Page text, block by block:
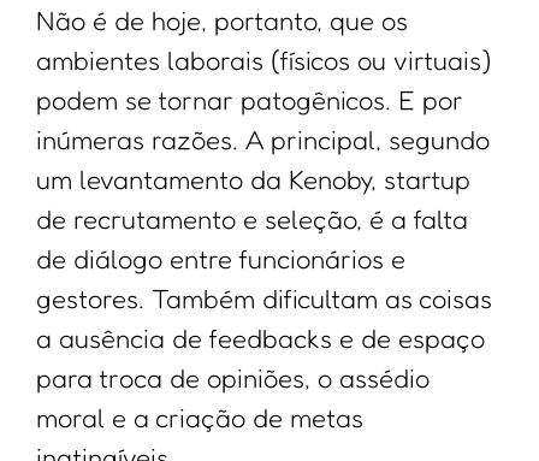
Não é de hoje, portanto, que os
ambientes laborais (físicos ou virtuais)
podem se tornar patogênicos. E por
inúmeras razões. A principal, segundo
um levantamento da Kenoby, startup
de recrutamento e seleção, é a falta
de diálogo entre funcionários e
gestores. Também dificultam as coisas
a ausência de feedbacks e de espaço
para troca de opiniões, o assédio
moral e a criação de metas